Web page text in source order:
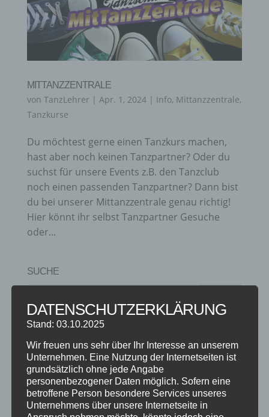
MITTANZZENTRALE
von TanzLehrer | Apr. 1, 2024| Info, Mittanzzentrale,
Tanzkurse
Du möchtest gerne einen Tanzkurs machen,
hast aber noch keinen Tanzpartner? Oder du
suchst für unsere Events z.B. den Tanzclub
noch einen passenden Tanzpartner? Dann bist
du bei unserer Mittanzzentrale genau richtig!
Hier könnt ihr selbst Tanzpartner Gesuche
oder...
SUCHE
SCHNUPPERTAG 2026
Abschlussball 2026
WEIHNACHTSFERIEN
DATENSCHUTZERKLÄRUNG
Stand: 03.10.2025
Wir freuen uns sehr über Ihr Interesse an unserem
Unternehmen. Eine Nutzung der Internetseiten ist
grundsätzlich ohne jede Angabe
personenbezogener Daten möglich. Sofern eine
betroffene Person besondere Services unseres
Unternehmens über unsere Internetseite in